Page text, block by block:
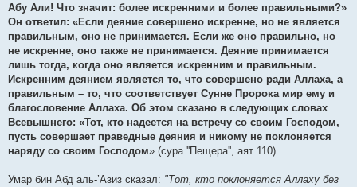
Абу Али! Что значит: более искренними и более правильными?»
Он ответил: «Если деяние совершено искренне, но не является
правильным, оно не принимается. Если же оно правильно, но
не искренне, оно также не принимается. Деяние принимается
лишь тогда, когда оно является искренним и правильным.
Искренним деянием является то, что совершено ради Аллаха, а
правильным – то, что соответствует Сунне Пророка мир ему и
благословение Аллаха. Об этом сказано в следующих словах
Всевышнего: «Тот, кто надеется на встречу со своим Господом,
пусть совершает праведные деяния и никому не поклоняется
наряду со своим Господом» (сура ''Пещера'', аят 110).
Умар бин Абд аль-’Азиз сказал: "Тот, кто поклоняется Аллаху без